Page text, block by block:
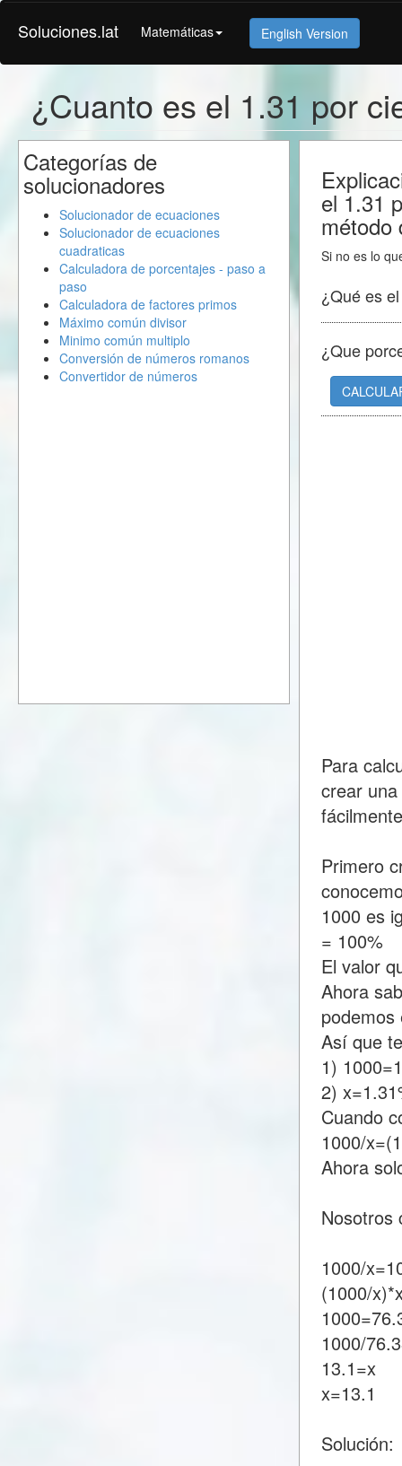
Soluciones.lat Matemáticas English Version
¿Cuanto es el 1.31 por
el 1.31
método
Si no es lo
¿Qué es
¿Que
Para
crear
Primero
1000 es
= 100%
El valor
Ahora
Así que
1)
2)
Cuando
1000/
Ahora
Nosotros
1000/
(1000/
1000/
13.1=x
x=13.1
Solución:
Categorías de
solucionadores
Solucionador de ecuaciones
Solucionador de ecuaciones
cuadraticas
Calculadora de porcentajes - paso a
paso
Calculadora de factores primos
Máximo común divisor
Minimo común multiplo
Conversión de números romanos
Convertidor de números